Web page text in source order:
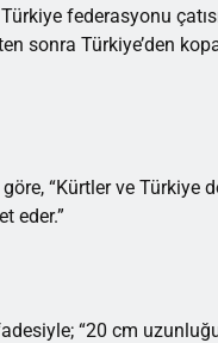
federasyonu
sonra Türkiye’den
“Kürtler ve Türkiye
eder.”
“20 cm